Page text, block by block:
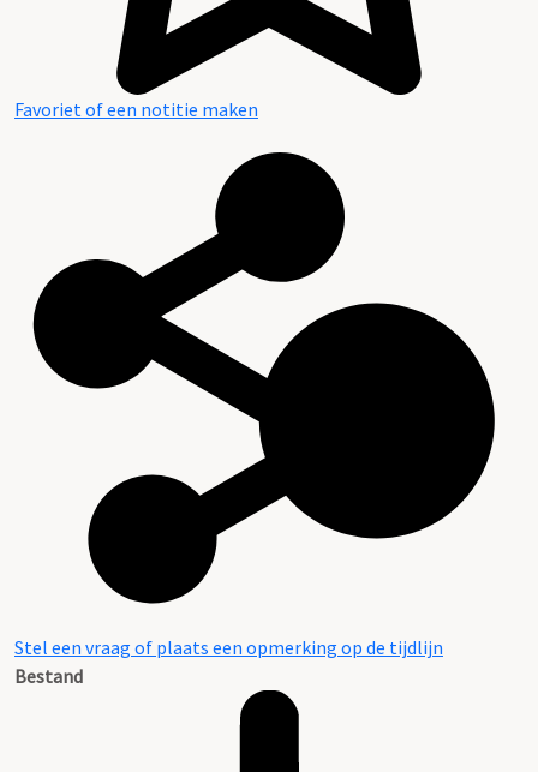
Favoriet of een notitie maken
Stel een vraag of plaats een opmerking op de tijdlijn
Bestand